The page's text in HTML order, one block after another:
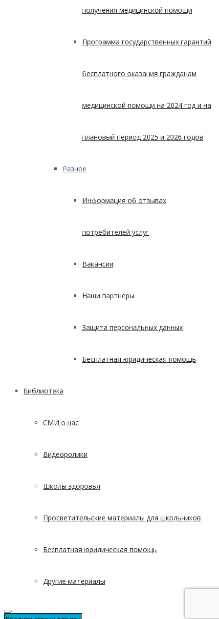
получения медицинской помощи
Программа государственных гарантий
бесплатного оказания гражданам
медицинской помощи на 2024 год и на
плановый период 2025 и 2026 годов
Разное
Информация об отзывах
потребителей услуг
Вакансии
Наши партнеры
Защита персональных данных
Бесплатная юридическая помощь
Библиотека
СМИ о нас
Видеоролики
Школы здоровья
Просветительские материалы для школьников
Бесплатная юридическая помощь
Другие материалы